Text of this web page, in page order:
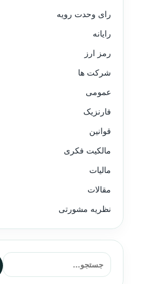
رای وحدت رویه
رایانه
رمز ارز
شرکت ها
عمومی
فارنزیک
قوانین
مالکیت فکری
مالیات
مقالات
نظریه مشورتی
جستجو برای: